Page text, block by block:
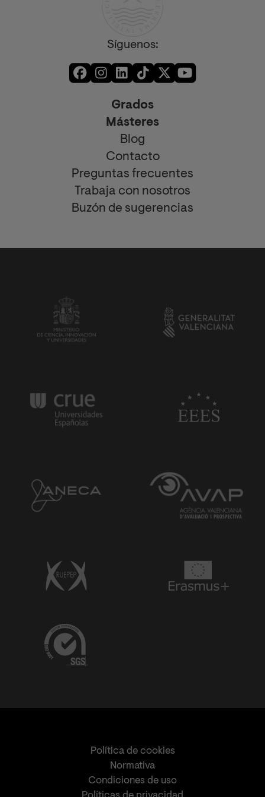
Síguenos:
Grados
Másteres
Blog
Contacto
Preguntas frecuentes
Trabaja con nosotros
Buzón de sugerencias
Política de cookies
Normativa
Condiciones de uso